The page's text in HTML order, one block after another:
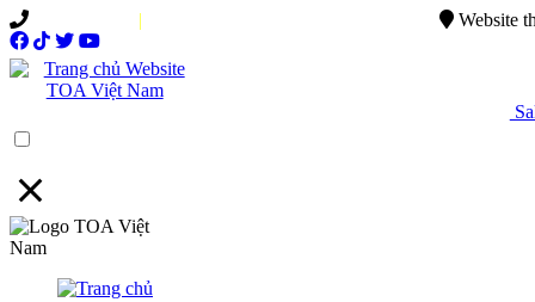
| Website